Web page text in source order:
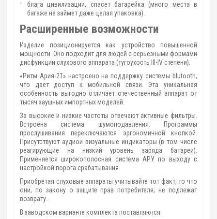
блага цивилизации, спасет батарейка (много места в
багаже не займет даже целая упаковка).
Расширенные возможности
Изделие позиционируется как устройство повышенной
мощности. Оно подходит для людей с серьезными формами
дисфункции слухового аппарата (тугоухость III-IV степени).
«Ритм Ария-2Т» настроено на поддержку системы blutooth,
что дает доступ к мобильной связи. Эта уникальная
особенность выгодно отличает отечественный аппарат от
тысяч заушных импортных моделей.
За высокие и низкие частоты отвечают активные фильтры.
Встроена система шумоподавления. Программы
прослушивания переключаются эргономичной кнопкой.
Присутствуют аудиои визуальные индикаторы (в том числе
реагирующие на низкий уровень заряда батареи).
Применяется широкополосная система АРУ по выходу с
настройкой порога срабатывания.
Приобретая слуховые аппараты учитывайте тот факт, то что
они, по закону о защите прав потребителя, не подлежат
возврату.
В заводском варианте комплекта поставляются: